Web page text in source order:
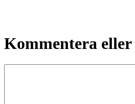
Kommentera eller